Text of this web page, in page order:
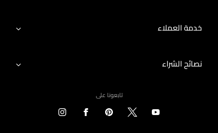
خدمة العملاء
نصائح الشراء
تابعونا على